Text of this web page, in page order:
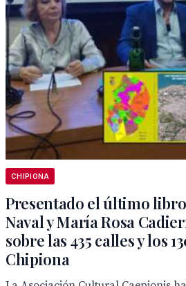
CHIPIONA
Presentado el último
Naval y María Rosa
sobre las 435 calles y los
Chipiona